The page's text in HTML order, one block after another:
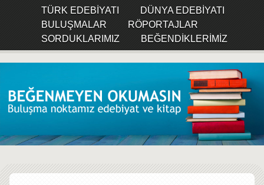
TÜRK EDEBIYATI
DÜNYA EDEBIYATI
BULUŞMALAR
RÖPORTAJLAR
SORDUKLARIMIZ
BEĞENDIKLERIMIZ